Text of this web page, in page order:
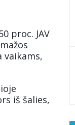
proc. JAV
vaikams,
iš šalies,